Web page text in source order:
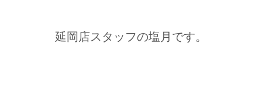
延岡店スタッフの塩月です。